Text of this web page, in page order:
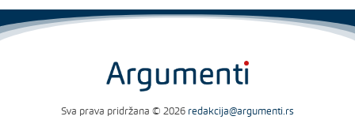
Sva prava pridržana © 2026 redakcija@argumenti.rs